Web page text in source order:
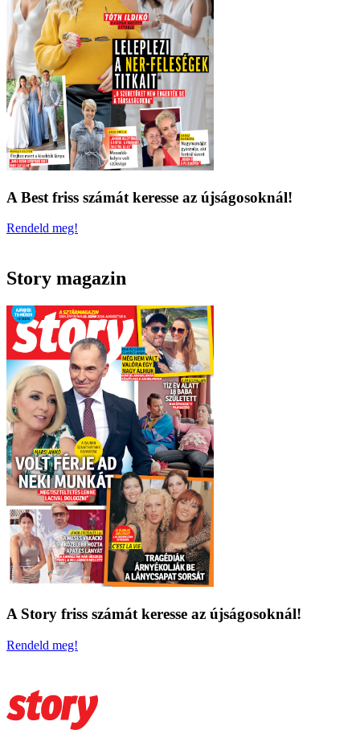
A Best friss számát keresse az újságosoknál!
Rendeld meg!
Story magazin
A Story friss számát keresse az újságosoknál!
Rendeld meg!